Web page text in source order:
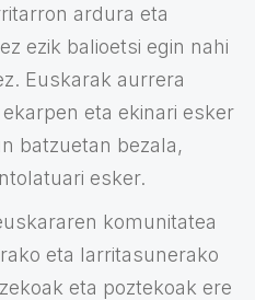
ardura eta
ezik balioetsi egin nahi
Euskarak aurrera
eta ekinari esker
batzuetan bezala,
esker.
komunitatea
eta larritasunerako
eta poztekoak ere